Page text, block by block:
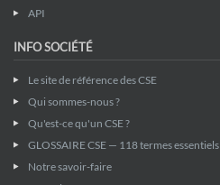
API
INFO SOCIÉTÉ
Le site de référence des CSE
Qui sommes-nous ?
Qu'est-ce qu'un CSE ?
GLOSSAIRE CSE — 118 termes essentiels
Notre savoir-faire